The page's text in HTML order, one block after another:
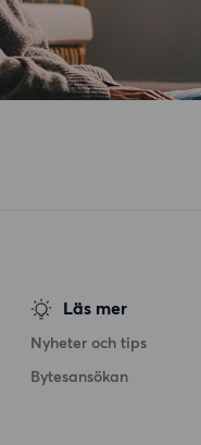
Läs mer
Nyheter och tips
Bytesansökan